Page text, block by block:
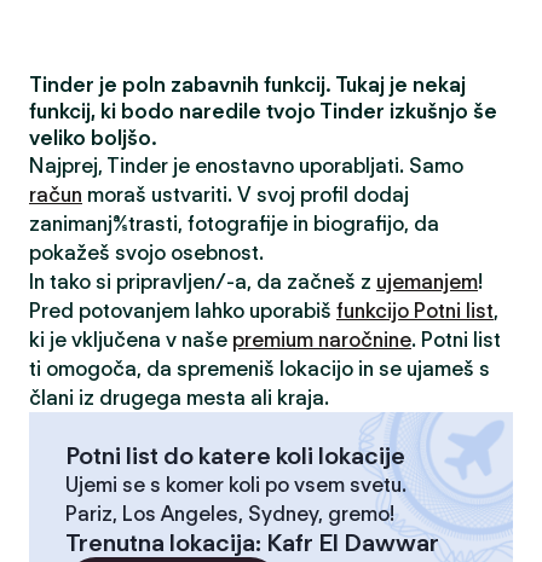
Tinder je poln zabavnih funkcij. Tukaj je nekaj
funkcij, ki bodo naredile tvojo Tinder izkušnjo še
veliko boljšo.
Najprej, Tinder je enostavno uporabljati. Samo
račun moraš ustvariti. V svoj profil dodaj
zanimanja/strasti, fotografije in biografijo, da
pokažeš svojo osebnost.
In tako si pripravljen/-a, da začneš z ujemanjem!
Pred potovanjem lahko uporabiš funkcijo Potni list,
ki je vključena v naše premium naročnine. Potni list
ti omogoča, da spremeniš lokacijo in se ujameš s
člani iz drugega mesta ali kraja.
Potni list do katere koli lokacije
Ujemi se s komer koli po vsem svetu.
Pariz, Los Angeles, Sydney, gremo!
Trenutna lokacija: Kafr El Dawwar